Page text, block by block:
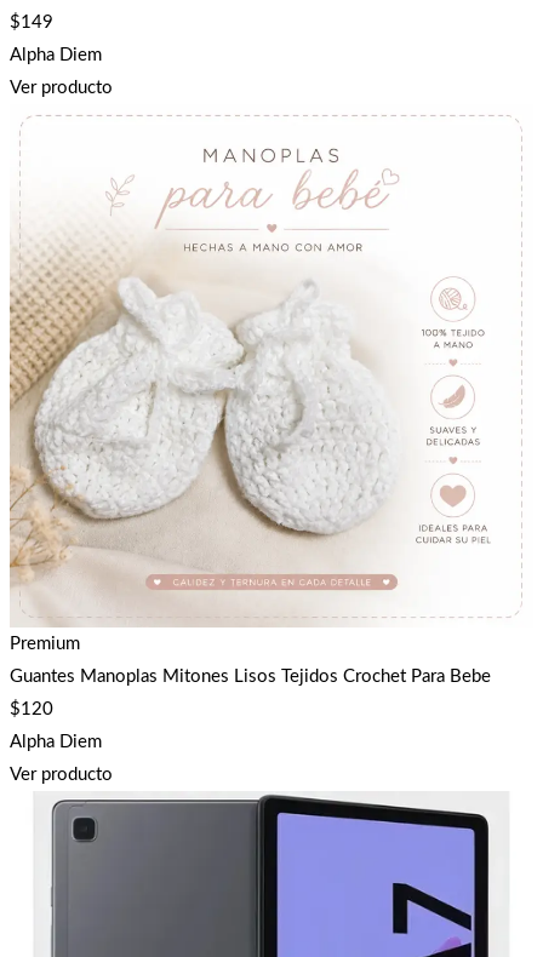
$149
Alpha Diem
Ver producto
Premium
Guantes Manoplas Mitones Lisos Tejidos Crochet Para Bebe
$120
Alpha Diem
Ver producto